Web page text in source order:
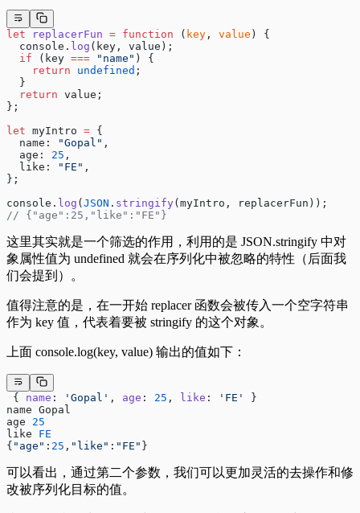
let replacerFun = function ( key , value ) {
  console.
log (key, value);
  if
(key === "name" ) {
    return
undefined ;
  }
  return
value;
};
let myIntro = {
  name:
"Gopal" ,
  age:
25 ,
  like:
"FE" ,
};
console. log (JSON . stringify(myIntro, replacerFun));
// {"age":25,"like":"FE"}
这里其实就是一个筛选的作用，利用的是 JSON.stringify 中对
象属性值为 undefined 就会在序列化中被忽略的特性（后面我
们会提到）。
值得注意的是，在一开始 replacer 函数会被传入一个空字符串
作为 key 值，代表着要被 stringify 的这个对象。
上面 console.log(key, value) 输出的值如下：
{ name : 'Gopal' , age : 25 , like : 'FE'
}
name Gopal
age 25
like FE
{ "age" : 25 , "like" : "FE" }
可以看出，通过第二个参数，我们可以更加灵活的去操作和修
改被序列化目标的值。